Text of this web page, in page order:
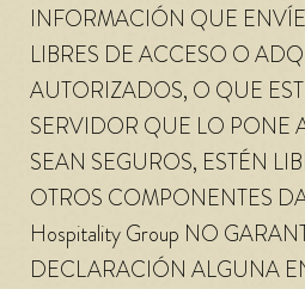
INFORMACIÓN QUE
LIBRES DE ACCESO O
AUTORIZADOS, O QUE
SERVIDOR QUE LO PONE
SEAN SEGUROS, ESTÉN
OTROS COMPONENTES
Hospitality Group NO
DECLARACIÓN ALGUNA